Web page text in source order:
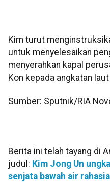
Kim turut
untuk menyelesaikan
menyerahkan kapal
Kon kepada angkatan
Sumber: Sputnik/RIA
Berita ini telah tayang di
judul: Kim Jong Un
senjata bawah air rahasia